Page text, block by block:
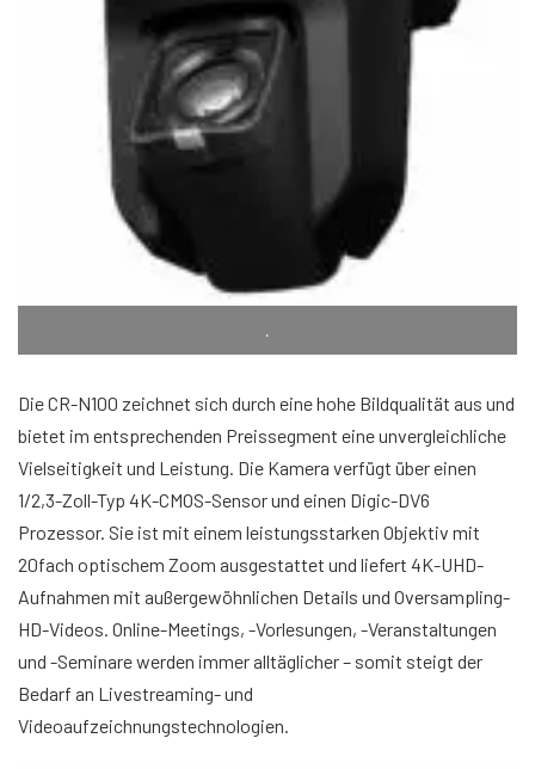
.
Die CR-N100 zeichnet sich durch eine hohe Bildqualität aus und
bietet im entsprechenden Preissegment eine unvergleichliche
Vielseitigkeit und Leistung. Die Kamera verfügt über einen
1/2,3-Zoll-Typ 4K-CMOS-Sensor und einen Digic-DV6
Prozessor. Sie ist mit einem leistungsstarken Objektiv mit
20fach optischem Zoom ausgestattet und liefert 4K-UHD-
Aufnahmen mit außergewöhnlichen Details und Oversampling-
HD-Videos. Online-Meetings, -Vorlesungen, -Veranstaltungen
und -Seminare werden immer alltäglicher – somit steigt der
Bedarf an Livestreaming- und
Videoaufzeichnungstechnologien.